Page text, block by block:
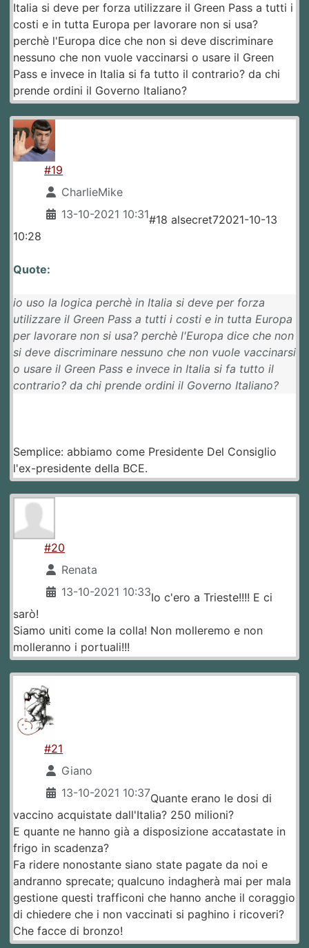
Italia si deve per forza utilizzare il Green Pass a tutti i
costi e in tutta Europa per lavorare non si usa?
perchè l'Europa dice che non si deve discriminare
nessuno che non vuole vaccinarsi o usare il Green
Pass e invece in Italia si fa tutto il contrario? da chi
prende ordini il Governo Italiano?
#19
CharlieMike
13-10-2021 10:31#18 alsecret72021-10-13
10:28
Quote:
io uso la logica perchè in Italia si deve per forza
utilizzare il Green Pass a tutti i costi e in tutta Europa
per lavorare non si usa? perchè l'Europa dice che non
si deve discriminare nessuno che non vuole vaccinarsi
o usare il Green Pass e invece in Italia si fa tutto il
contrario? da chi prende ordini il Governo Italiano?
Semplice: abbiamo come Presidente Del Consiglio
l'ex-presidente della BCE.
#20
Renata
13-10-2021 10:33Io c'ero a Trieste!!!! E ci
sarò!
Siamo uniti come la colla! Non molleremo e non
molleranno i portuali!!!
#21
Giano
13-10-2021 10:37Quante erano le dosi di
vaccino acquistate dall'Italia? 250 milioni?
E quante ne hanno già a disposizione accatastate in
frigo in scadenza?
Fa ridere nonostante siano state pagate da noi e
andranno sprecate; qualcuno indagherà mai per mala
gestione questi trafficoni che hanno anche il coraggio
di chiedere che i non vaccinati si paghino i ricoveri?
Che facce di bronzo!